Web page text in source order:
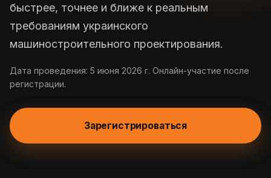
быстрее, точнее и ближе к реальным
требованиям украинского
машиностроительного проектирования.
Дата проведения: 5 июня 2026 г. Онлайн-участие после
регистрации.
Зарегистрироваться